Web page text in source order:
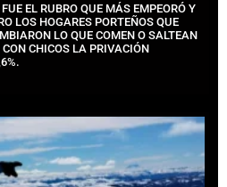
EL RUBRO QUE MÁS EMPEORÓ Y
LOS HOGARES PORTEÑOS QUE
LO QUE COMEN O SALTEAN
CHICOS LA PRIVACIÓN